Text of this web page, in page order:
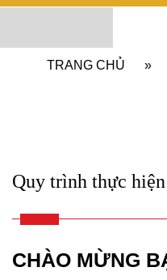
TRANG CHỦ »
Quy trình thực
CHÀO MỪNG